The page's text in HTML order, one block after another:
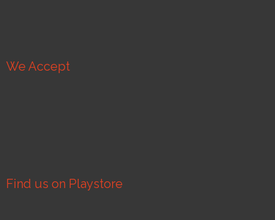
We Accept
Find us on Playstore